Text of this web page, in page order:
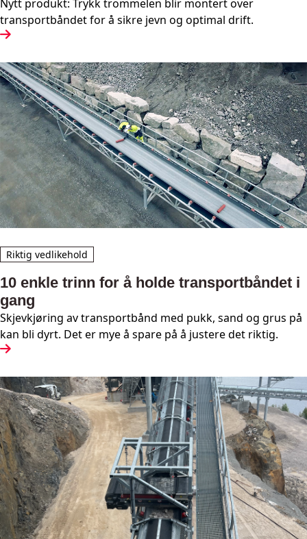
Nytt produkt: Trykk trommelen blir montert over
transportbåndet for å sikre jevn og optimal drift.
Riktig vedlikehold
10 enkle trinn for å holde transportbåndet i
gang
Skjevkjøring av transportbånd med pukk, sand og grus på
kan bli dyrt. Det er mye å spare på å justere det riktig.